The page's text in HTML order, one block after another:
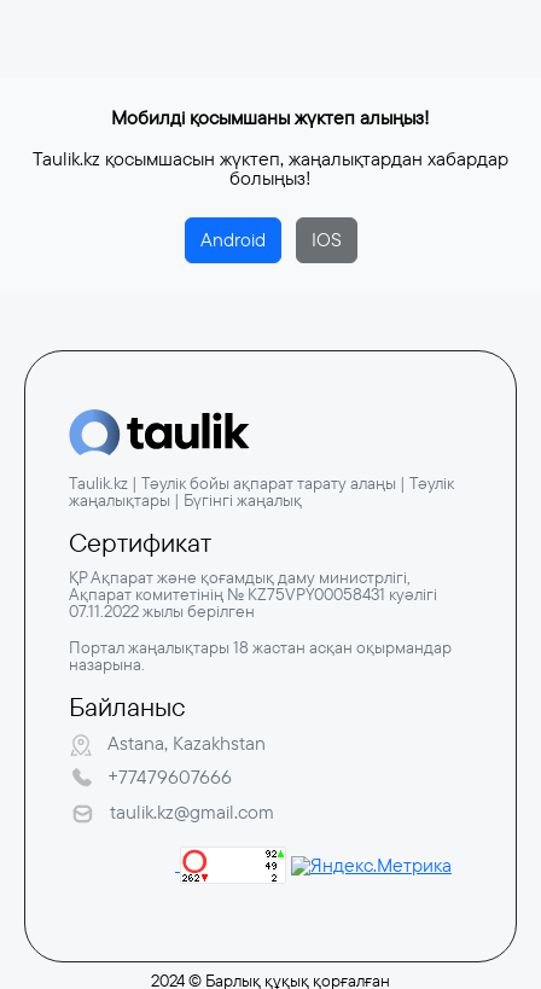
Мобилді қосымшаны жүктеп алыңыз!
Taulik.kz қосымшасын жүктеп, жаңалықтардан хабардар
болыңыз!
Android IOS
Taulik.kz | Тәулік бойы ақпарат тарату алаңы | Тәулік
жаңалықтары | Бүгінгі жаңалық
Сертификат
ҚР Ақпарат және қоғамдық даму министрлігі,
Ақпарат комитетінің № KZ75VPY00058431 куәлігі
07.11.2022 жылы берілген
Портал жаңалықтары 18 жастан асқан оқырмандар
назарына.
Байланыс
Astana, Kazakhstan
+77479607666
taulik.kz@gmail.com
2024 © Барлық құқық қорғалған